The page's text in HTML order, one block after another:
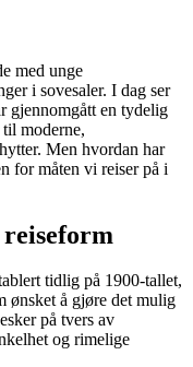
med unge
i sovesaler. I dag ser
gjennomgått en tydelig
moderne,
Men hvordan har
for måten vi reiser på i
tidlig på 1900-tallet,
ønsket å gjøre det mulig
på tvers av
og rimelige